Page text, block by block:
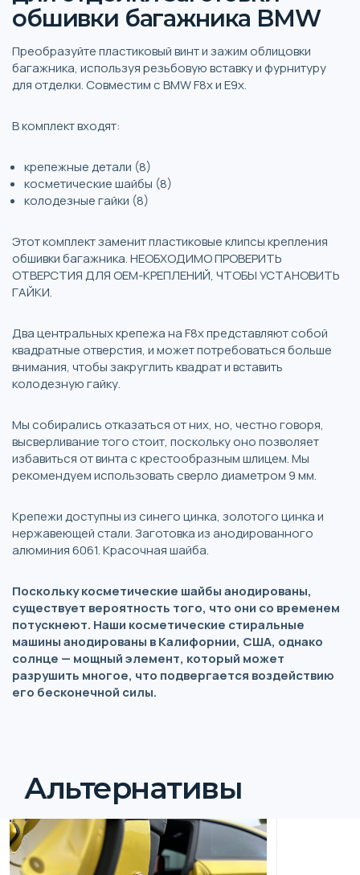
обшивки багажника BMW
Преобразуйте пластиковый винт и зажим облицовки
багажника, используя резьбовую вставку и фурнитуру
для отделки. Совместим с BMW F8x и E9x.
В комплект входят:
крепежные детали (8)
косметические шайбы (8)
колодезные гайки (8)
Этот комплект заменит пластиковые клипсы крепления
обшивки багажника. НЕОБХОДИМО ПРОВЕРИТЬ
ОТВЕРСТИЯ ДЛЯ ОЕМ-КРЕПЛЕНИЙ, ЧТОБЫ УСТАНОВИТЬ
ГАЙКИ.
Два центральных крепежа на F8x представляют собой
квадратные отверстия, и может потребоваться больше
внимания, чтобы закруглить квадрат и вставить
колодезную гайку.
Мы собирались отказаться от них, но, честно говоря,
высверливание того стоит, поскольку оно позволяет
избавиться от винта с крестообразным шлицем. Мы
рекомендуем использовать сверло диаметром 9 мм.
Крепежи доступны из синего цинка, золотого цинка и
нержавеющей стали. Заготовка из анодированного
алюминия 6061. Красочная шайба.
Поскольку косметические шайбы анодированы,
существует вероятность того, что они со временем
потускнеют. Наши косметические стиральные
машины анодированы в Калифорнии, США, однако
солнце — мощный элемент, который может
разрушить многое, что подвергается воздействию
его бесконечной силы.
Альтернативы